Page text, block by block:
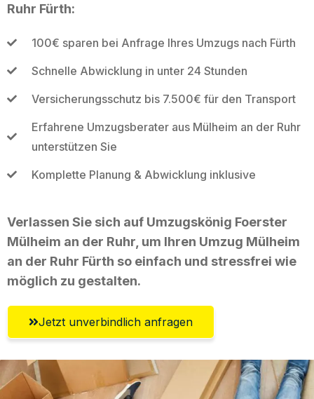
Ruhr Fürth:
100€ sparen bei Anfrage Ihres Umzugs nach Fürth
Schnelle Abwicklung in unter 24 Stunden
Versicherungsschutz bis 7.500€ für den Transport
Erfahrene Umzugsberater aus Mülheim an der Ruhr
unterstützen Sie
Komplette Planung & Abwicklung inklusive
Verlassen Sie sich auf Umzugskönig Foerster
Mülheim an der Ruhr, um Ihren Umzug Mülheim
an der Ruhr Fürth so einfach und stressfrei wie
möglich zu gestalten.
Jetzt unverbindlich anfragen